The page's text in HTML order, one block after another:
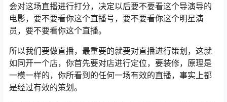
会对这场直播进行打分，决定以后要不要看这个导演导的
电影，要不要看你这个直播号，要不要看你这个明星演
员，要不要看你这个直播。
所以我们要做直播，最重要的就要对直播进行策划，这就
如同开一个店，你首先要对店进行定位，要装修，原理是
一模一样的，你所看到的任何一场有效的直播，事实上都
是经过有效的策划。